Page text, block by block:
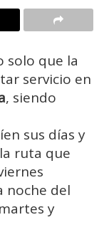
solo que la
servicio en
, siendo
sus días y
ruta que
noche del
y